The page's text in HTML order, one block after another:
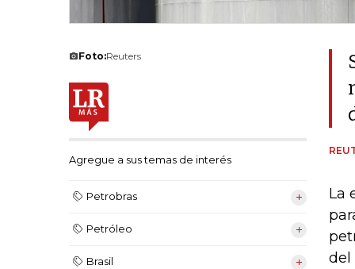
Foto:Reuters
Agregue a sus temas de interés
Petrobras
Petróleo
Brasil
La
del